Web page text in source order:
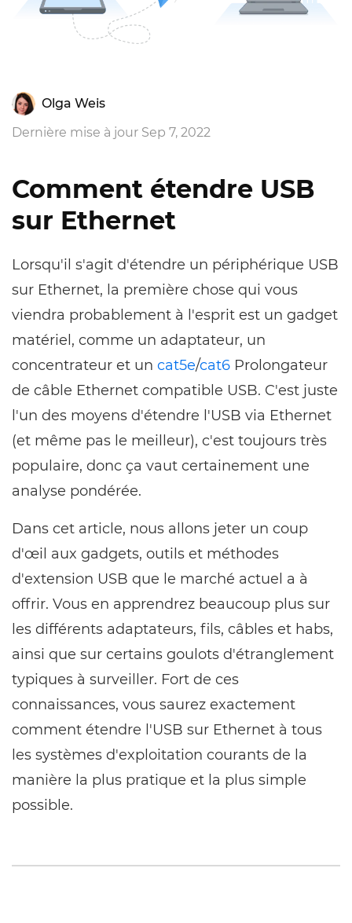
Olga Weis
Dernière mise à jour Sep 7, 2022
Comment étendre USB
sur Ethernet
Lorsqu'il s'agit d'étendre un périphérique USB
sur Ethernet, la première chose qui vous
viendra probablement à l'esprit est un gadget
matériel, comme un adaptateur, un
concentrateur et un cat5e/cat6 Prolongateur
de câble Ethernet compatible USB. C'est juste
l'un des moyens d'étendre l'USB via Ethernet
(et même pas le meilleur), c'est toujours très
populaire, donc ça vaut certainement une
analyse pondérée.
Dans cet article, nous allons jeter un coup
d'œil aux gadgets, outils et méthodes
d'extension USB que le marché actuel a à
offrir. Vous en apprendrez beaucoup plus sur
les différents adaptateurs, fils, câbles et habs,
ainsi que sur certains goulots d'étranglement
typiques à surveiller. Fort de ces
connaissances, vous saurez exactement
comment étendre l'USB sur Ethernet à tous
les systèmes d'exploitation courants de la
manière la plus pratique et la plus simple
possible.